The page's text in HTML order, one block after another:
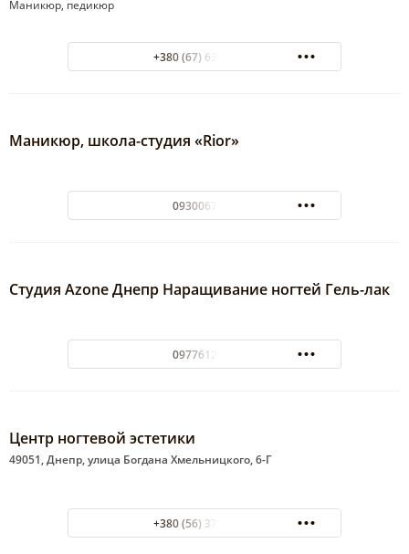
Маникюр, педикюр
+380 (67) 636-18-71
Маникюр, школа-студия «Rior»
0930067636
Студия Azone Днепр Наращивание ногтей Гель-лак
0977612313
Центр ногтевой эстетики
49051, Днепр, улица Богдана Хмельницкого, 6-Г
+380 (56) 372-16-88